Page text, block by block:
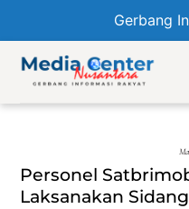
Gerbang
content
Personel
Laksanakan